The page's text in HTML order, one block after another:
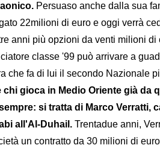
Persuaso anche dalla sua
22milioni di euro e oggi verrà
anni più opzioni da venti milioni di
classe '99 può arrivare a
che fa di lui il secondo Nazionale
chi gioca in Medio Oriente già da
si tratta di Marco Verratti,
all'Al-Duhail. Trentadue anni,
un contratto da 30 milioni di